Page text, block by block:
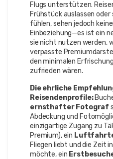
Flugs unterstützen.
Frühstück auslassen oder
fühlen, sehen jedoch
Einbeziehung—es ist ein
sie nicht nutzen werden,
verpasste
den minimalen
zufrieden wären.
Die ehrliche
Reisendenprofile:
ernsthafter Fotograf
Abdeckung und
einzigartige Zugang zu
Premium), ein
Fliegen liebt und die Zeit
möchte, ein